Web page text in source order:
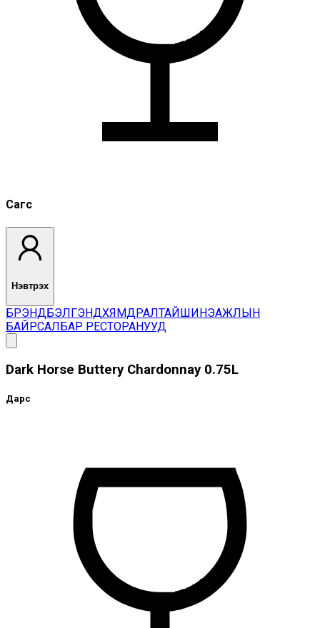
Сагс
Нэвтрэх
БРЭНДБЭЛГЭНДХЯМДРАЛТАЙШИНЭАЖЛЫН
БАЙРСАЛБАР РЕСТОРАНУУД
Dark Horse Buttery Chardonnay 0.75L
Дарс